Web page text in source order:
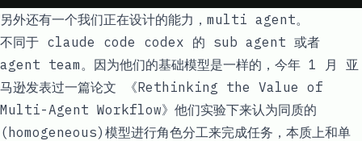
另外还有一个我们正在设计的能力，multi agent。
不同于 claude code codex 的 sub agent 或者
agent team。因为他们的基础模型是一样的，今年 1 月 亚
马逊发表过一篇论文 《Rethinking the Value of
Multi-Agent Workflow》他们实验下来认为同质的
(homogeneous)模型进行角色分工来完成任务，本质上和单